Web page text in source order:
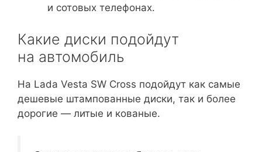
и сотовых телефонах.
Какие диски подойдут
на автомобиль
На Lada Vesta SW Cross подойдут как самые
дешевые штампованные диски, так и более
дорогие — литые и кованые.